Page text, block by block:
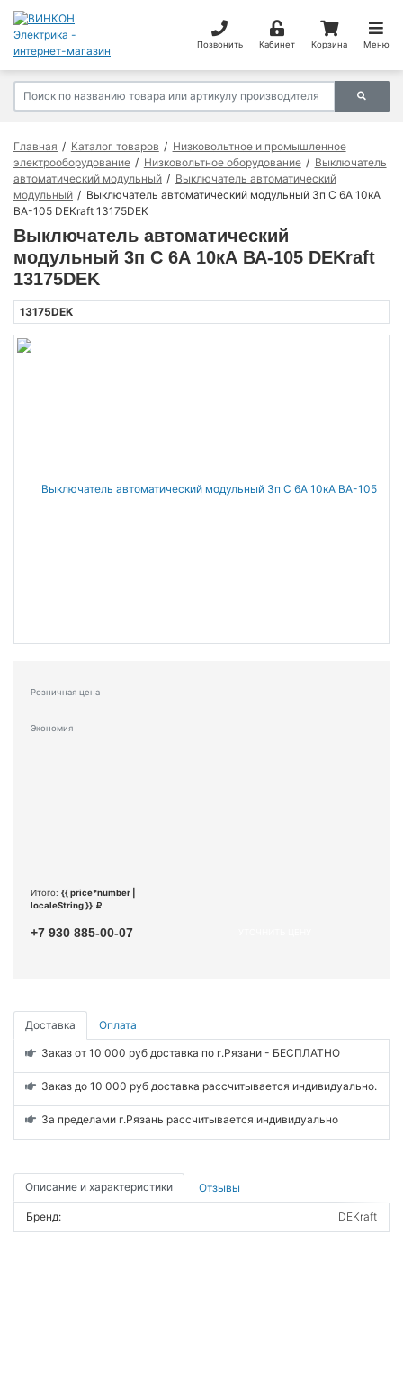
Позвонить Кабинет Корзина Меню
Главная Каталог товаров
Низковольтное и промышленное
электрооборудование
Низковольтное оборудование
Выключатель
автоматический модульный
Выключатель автоматический
модульный
Выключатель автоматический модульный 3п C 6А 10кА
ВА-105 DEKraft 13175DEK
Выключатель автоматический
модульный 3п C 6А 10кА ВА-105 DEKraft
13175DEK
13175DEK
Розничная цена
Экономия
Итого: {{ price*number |
localeString }}
+7 930 885-00-07
Доставка Оплата
Заказ от 10 000 руб доставка по г.Рязани - БЕСПЛАТНО
Заказ до 10 000 руб доставка рассчитывается индивидуально.
За пределами г.Рязань рассчитывается индивидуально
Описание и характеристики Отзывы
Бренд: DEKraft